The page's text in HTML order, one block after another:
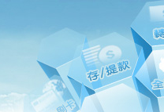
高雄大樂購物中心 刷卡郵好禮(活動